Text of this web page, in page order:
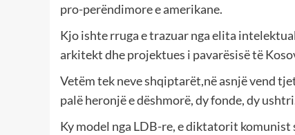
pro-perëndimore e amerikane.
Kjo ishte rruga e trazuar nga elita
arkitekt dhe projektues i pavarësisë të
Vetëm tek neve shqiptarët,në asnjë vend
palë heronjë e dëshmorë, dy fonde, dy
Ky model nga LDB-re, e diktatorit